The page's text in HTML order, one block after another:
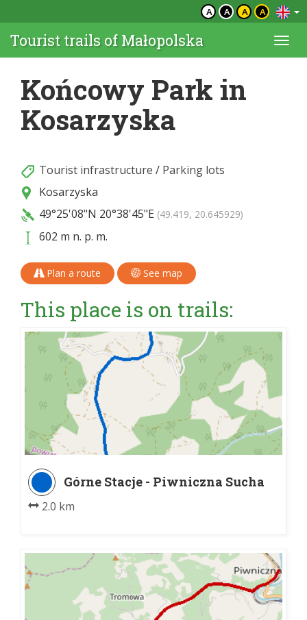
A A A A
Tourist trails of Małopolska
Końcowy Park in
Kosarzyska
Tourist infrastructure / Parking lots
Kosarzyska
49°25'08"N 20°38'45"E (49.419, 20.645929)
602 m n. p. m.
Plan a route See map
This place is on trails:
Górne Stacje - Piwniczna Sucha
Dolina parking
2.0 km